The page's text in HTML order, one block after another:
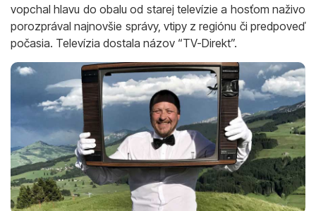
vopchal hlavu do obalu od starej televízie a hosťom naživo
porozprával najnovšie správy, vtipy z regiónu či predpoveď
počasia. Televízia dostala názov “TV-Direkt”.